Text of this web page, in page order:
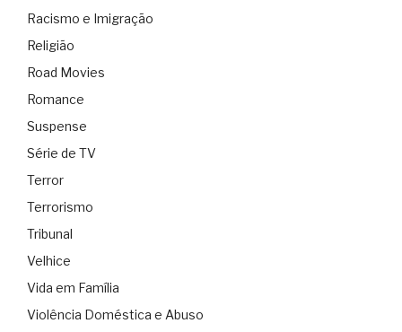
Racismo e Imigração
Religião
Road Movies
Romance
Suspense
Série de TV
Terror
Terrorismo
Tribunal
Velhice
Vida em Família
Violência Doméstica e Abuso